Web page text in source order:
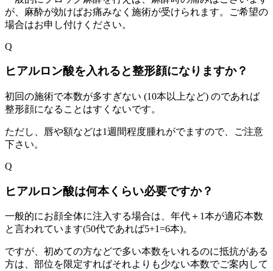
が、麻酔が効けばお痛みなく施術が受けられます。ご希望の
場合はお申し付けください。
Q
ヒアルロン酸を入れると整形顔になりますか？
初回の施術で本数が多すぎない (10本以上など) のであれば
整形顔になることはすくないです。
ただし、唇や額などは1週間程度腫れがでますので、ご注意
下さい。
Q
ヒアルロン酸は何本くらい必要ですか？
一般的にお顔全体に注入する場合は、年代＋1本が適応本数
と言われています(50代であれば5+1=6本)。
ですが、初めての方などで多い本数をいれるのに抵抗がある
方は、部位を限定すればそれよりも少ない本数でご案内して